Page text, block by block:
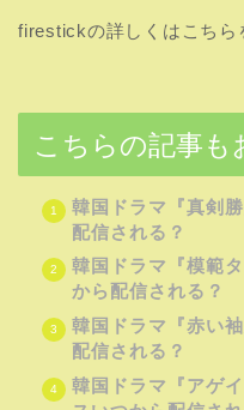
firestickの詳しくはこちら
こちらの記事も
韓国ドラマ『真剣
配信される？
韓国ドラマ『模範
から配信される？
韓国ドラマ『赤い
配信される？
韓国ドラマ『アゲ